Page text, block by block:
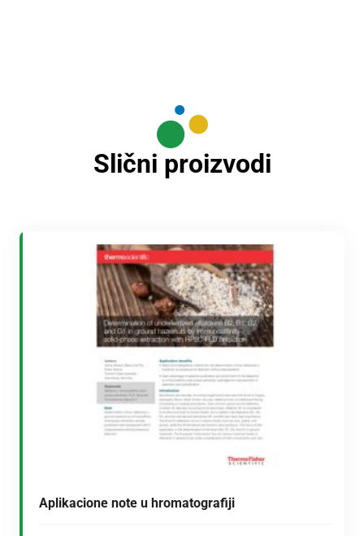
Slični proizvodi
Aplikacione note u hromatografiji